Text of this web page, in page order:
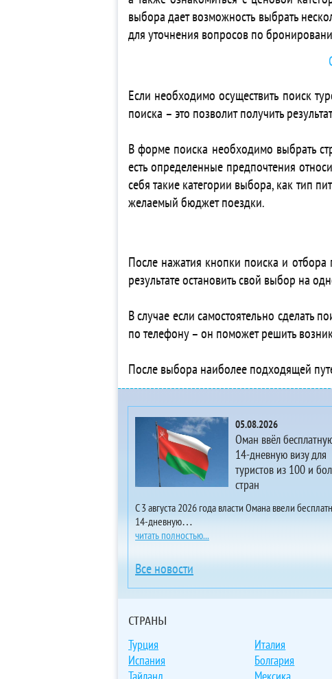
4*
3* Biba
4*
4*
3* Blue
4* Blue
Apts
Apts
3*
4*
4*
4*
3*
Apts
Apts
4*
5*
5*
5*
4*
3*
5*
4*
3*
4*
5*
5*
5*
5*
5*
4*
выбора дает возможность выбрать
для уточнения вопросов по
Если необходимо осуществить поиск
поиска – это позволит получить
В форме поиска необходимо выбрать
есть определенные предпочтения
себя такие категории выбора, как тип
желаемый бюджет поездки.
После нажатия кнопки поиска и
результате остановить свой выбор на
В случае если самостоятельно сделать
по телефону – он поможет решить
После выбора наиболее подходящей
05.08.2026
Оман ввёл
14-дневную визу для
туристов из 100 и
стран
С 3 августа 2026 года власти Омана ввели
14-дневную…
читать полностью...
Все новости
СТРАНЫ
Турция
Испания
Италия
Болгария